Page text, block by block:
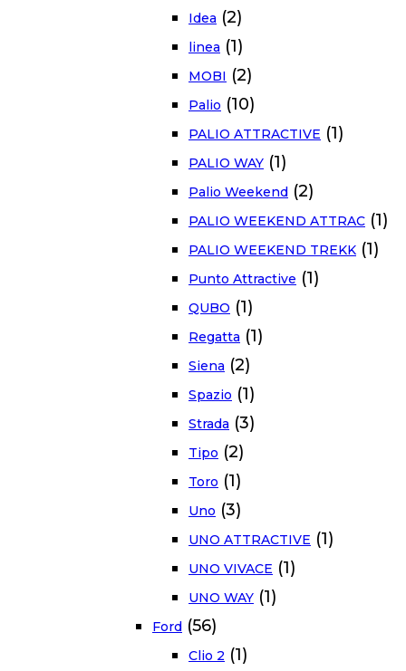
Idea (2)
linea (1)
MOBI (2)
Palio (10)
PALIO ATTRACTIVE (1)
PALIO WAY (1)
Palio Weekend (2)
PALIO WEEKEND ATTRAC (1)
PALIO WEEKEND TREKK (1)
Punto Attractive (1)
QUBO (1)
Regatta (1)
Siena (2)
Spazio (1)
Strada (3)
Tipo (2)
Toro (1)
Uno (3)
UNO ATTRACTIVE (1)
UNO VIVACE (1)
UNO WAY (1)
Ford (56)
Clio 2 (1)